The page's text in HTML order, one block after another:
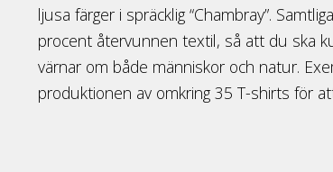
ljusa färger i spräcklig “Chambray”.
procent återvunnen textil, så att du ska
värnar om både människor och natur.
produktionen av omkring 35 T-shirts för